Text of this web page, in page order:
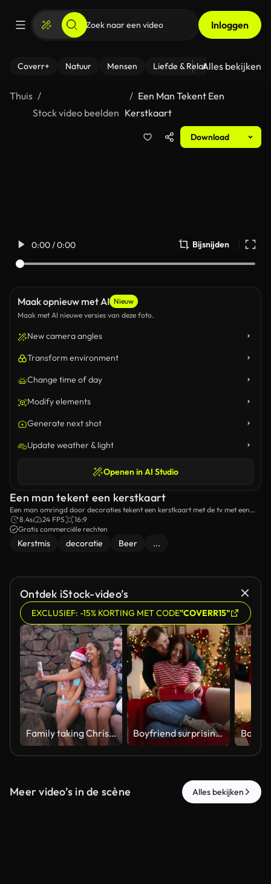
Inloggen
Coverr+ Natuur Mensen Liefde & Relaties - Fitness
Alles bekijken
Thuis
Stock video beelden
Een Man Tekent Een
Kerstkaart
Download
0:00 / 0:00 Bijsnijden
Maak opnieuw met AI Nieuw
Maak met AI nieuwe versies van deze foto.
New camera angles
Transform environment
Change time of day
Modify elements
Generate next shot
Update weather & light
Openen in AI Studio
Een man tekent een kerstkaart
Een man omringd door decoraties tekent een kerstkaart met de tv met een
open haard op de achtergrond.
8.4s 24 FPS
16:9
Gratis commerciële rechten
Kerstmis decoratie Beer ...
Ontdek iStock-video’s
EXCLUSIEF: -15% KORTING MET CODE"COVERR15"
Family taking Christmas selfies at the beach Boyfriend surprising his girlfriend with Christmas gift at home. Camera moving forward and backwards
Meer video’s in de scène Alles bekijken